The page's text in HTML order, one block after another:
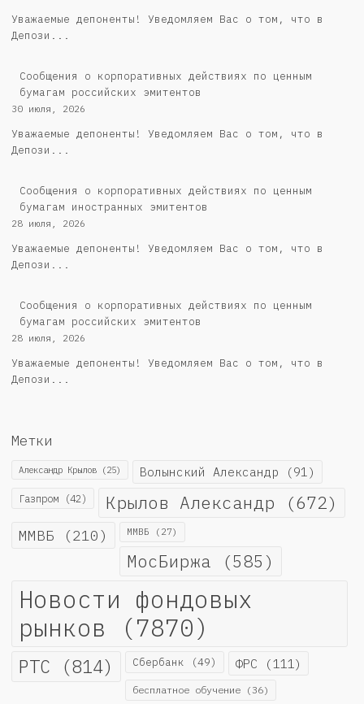
Уважаемые депоненты! Уведомляем Вас о том, что в
Депози...
Cообщения о корпоративных действиях по ценным
бумагам российских эмитентов
30 июля, 2026
Уважаемые депоненты! Уведомляем Вас о том, что в
Депози...
Сообщения о корпоративных действиях по ценным
бумагам иностранных эмитентов
28 июля, 2026
Уважаемые депоненты! Уведомляем Вас о том, что в
Депози...
Cообщения о корпоративных действиях по ценным
бумагам российских эмитентов
28 июля, 2026
Уважаемые депоненты! Уведомляем Вас о том, что в
Депози...
Метки
Александр Крылов (25) Волынский Александр (91)
Газпром (42) Крылов Александр (672)
ММВБ (210) ММВБ (27)
МосБиржа (585)
Новости фондовых
рынков (7870)
РТС (814) Сбербанк (49) ФРС (111)
бесплатное обучение (36)